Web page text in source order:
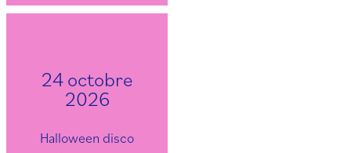
24 octobre
2026
Halloween disco